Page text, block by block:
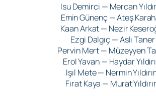
Isu Demirci — Mercan
Emin Günenç — Ateş
Kaan Arkat — Nezir
Ezgi Dalgıç — Aslı Taner
Pervin Mert — Müzeyyen
Erol Yavan — Haydar
Işıl Mete — Nermin
Fırat Kaya — Murat